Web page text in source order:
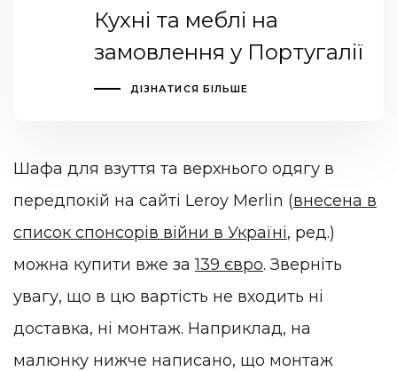
Кухні та меблі на
замовлення у Португалії
ДІЗНАТИСЯ БІЛЬШЕ
Шафа для взуття та верхнього одягу в
передпокій на сайті Leroy Merlin (внесена в
список спонсорів війни в Україні, ред.)
можна купити вже за139 євро. Зверніть
увагу, що в цю вартість не входить ні
доставка, ні монтаж. Наприклад, на
малюнку нижче написано, що монтаж